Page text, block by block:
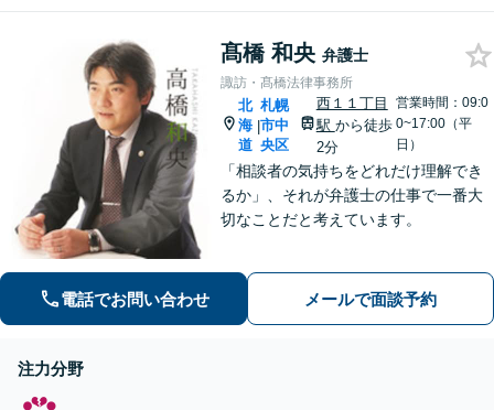
応】
も、依頼者様の望む結果を
寧に行います。【初回相談
無料】【分割払い対応】
髙橋 和央 弁護士
諏訪・髙橋法律事務所
北
海
道
|
札幌
市中
央区
西１１丁目
駅 から徒歩
2分
営業時間：09:0
0~17:00（平
日）
「相談者の気持ちをどれだけ理解でき
るか」、それが弁護士の仕事で一番大
切なことだと考えています。
電話でお問い合わせ メールで面談予約
注力分野